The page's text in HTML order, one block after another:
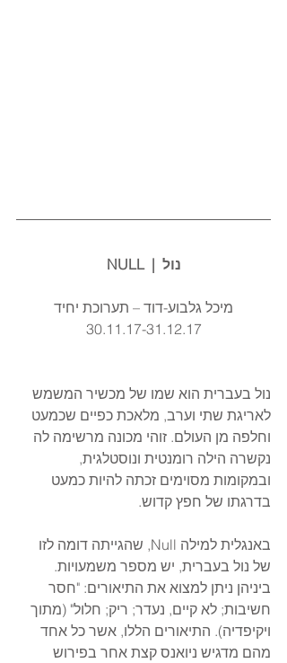
נול  |  NULL
מיכל גלבוע-דוד – תערוכת יחיד
30.11.17-31.12.17
נול בעברית הוא שמו של מכשיר המשמש
לאריגת שתי וערב, מלאכת כפיים שכמעט
וחלפה מן העולם. זוהי מכונה מרשימה לה
נקשרה הילה רומנטית ונוסטלגית,
ובמקומות מסוימים זכתה להיות כמעט
בדרגתו של חפץ קדוש.
באנגלית למילה Null, שהגייתה דומה לזו
של נול בעברית, יש מספר משמעויות.
ביניהן ניתן למצוא את התיאורים: "חסר
חשיבות; לא קיים, נעדר; ריק; חלול" (מתוך
ויקיפדיה). התיאורים הללו, אשר כל אחד
מהם מדגיש ניואנס קצת אחר בפירוש